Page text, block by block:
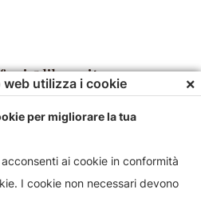
utilizza i cookie ×
per migliorare la tua
ai cookie in conformità
I cookie non necessari devono